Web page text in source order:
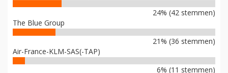
24% (42 stemmen)
The Blue Group
21% (36 stemmen)
Air-France-KLM-SAS(-TAP)
6% (11 stemmen)